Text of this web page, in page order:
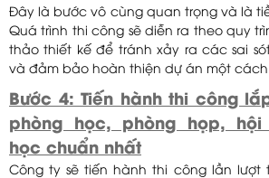
Đây là bước vô cùng quan trọng và là
Quá trình thi công sẽ diễn ra theo quy
thảo thiết kế để tránh xảy ra các sai
và đảm bảo hoàn thiện dự án một
Bước 4: Tiến hành thi công
phòng học, phòng họp, hội
học chuẩn nhất
Công ty sẽ tiến hành thi công lần lượt